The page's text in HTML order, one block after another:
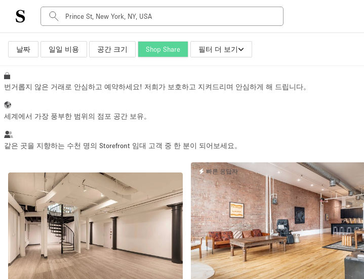
날짜 일일 비용 공간 크기 Shop Share 필터 더 보기
공간 유형 Advertisement Space
Boat
Event Space
Mall Shop
Meeting Space
Other
Restaurant / Bar / Cafe
Salon
Stall / Market Stall
번거롭지 않은 거래로 안심하고 예약하세요! 저희가 보호하고 지켜드리며 안심하게 해 드립니다。
세계에서 가장 풍부한 범위의 점포 공간 보유。
같은 곳을 지향하는 수천 명의 Storefront 임대 고객 중 한 분이 되어보세요。
빠른 응답자